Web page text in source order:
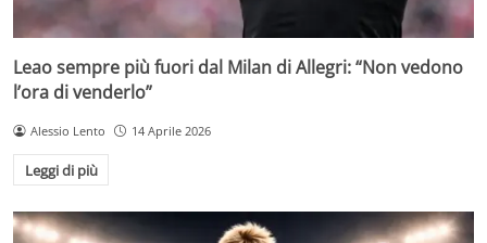
Leao sempre più fuori dal Milan di Allegri: “Non vedono
l’ora di venderlo”
Alessio Lento 14 Aprile 2026
Leggi di più